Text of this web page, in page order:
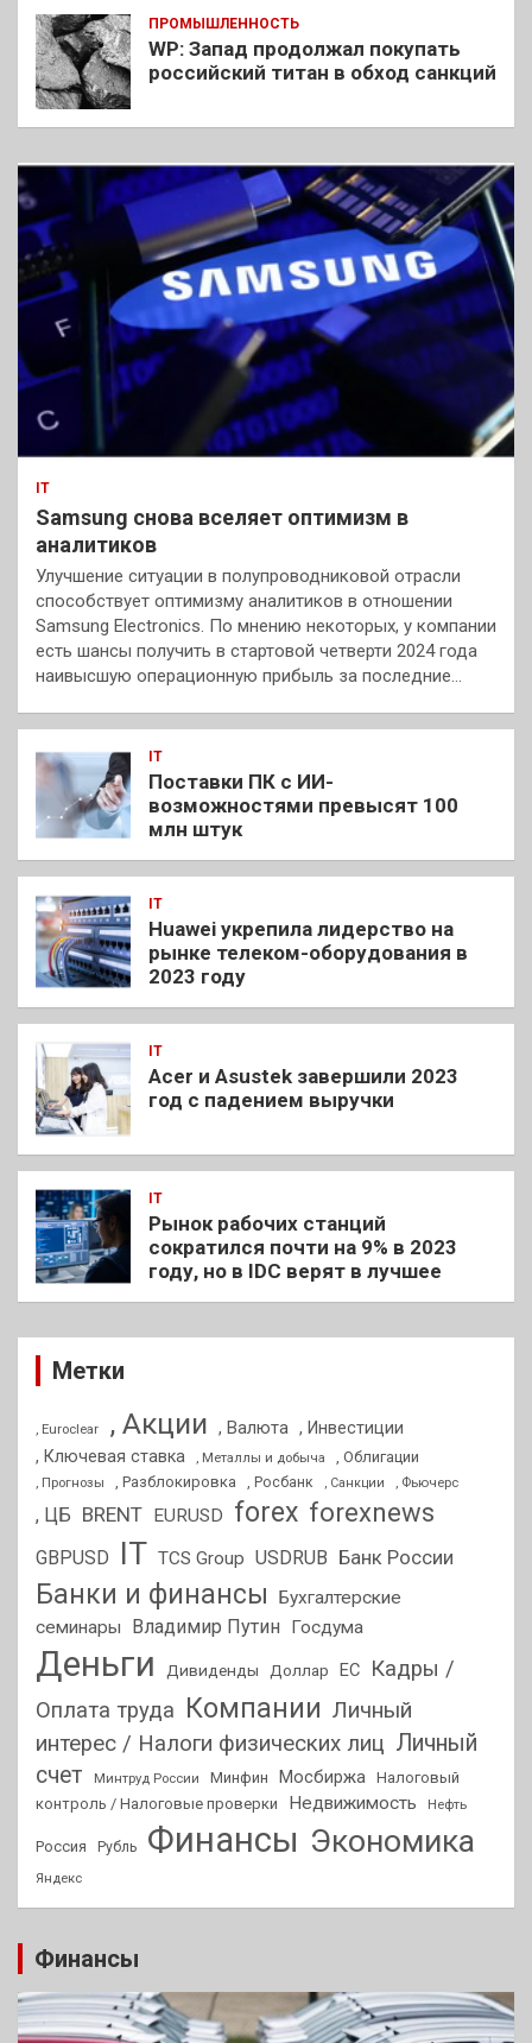
ПРОМЫШЛЕННОСТЬ
WP: Запад продолжал покупать
российский титан в обход санкций
IT
Samsung снова вселяет оптимизм в
аналитиков
Улучшение ситуации в полупроводниковой отрасли
способствует оптимизму аналитиков в отношении
Samsung Electronics. По мнению некоторых, у компании
есть шансы получить в стартовой четверти 2024 года
наивысшую операционную прибыль за последние…
IT
Поставки ПК с ИИ-
возможностями превысят 100
млн штук
IT
Huawei укрепила лидерство на
рынке телеком-оборудования в
2023 году
IT
Acer и Asustek завершили 2023
год с падением выручки
IT
Рынок рабочих станций
сократился почти на 9% в 2023
году, но в IDC верят в лучшее
Метки
, Euroclear , Акции , Валюта
, Инвестиции
, Ключевая ставка
, Металлы и добыча , Облигации
, Прогнозы , Разблокировка , Росбанк , Санкции , Фьючерс
, ЦБ BRENT EURUSD forex forexnews
GBPUSD IT TCS Group USDRUB Банк России
Банки и финансы
Бухгалтерские
семинары
Владимир Путин Госдума
Деньги Дивиденды Доллар ЕС
Кадры /
Оплата труда Компании Личный
интерес / Налоги физических лиц Личный
счет
Минтруд России Минфин Мосбиржа
Налоговый
контроль / Налоговые проверки
Недвижимость Нефть
Россия Рубль Финансы Экономика
Яндекс
Финансы